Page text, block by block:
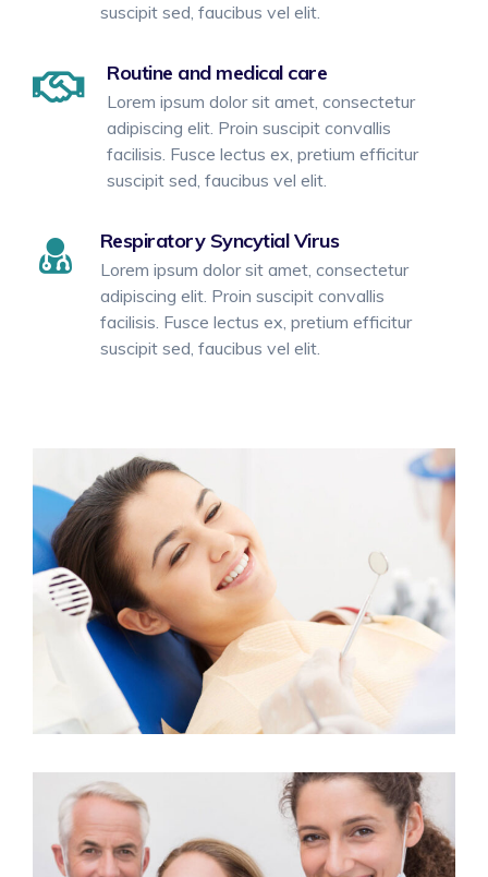
suscipit sed, faucibus vel elit.
Routine and medical care
Lorem ipsum dolor sit amet, consectetur
adipiscing elit. Proin suscipit convallis
facilisis. Fusce lectus ex, pretium efficitur
suscipit sed, faucibus vel elit.
Respiratory Syncytial Virus
Lorem ipsum dolor sit amet, consectetur
adipiscing elit. Proin suscipit convallis
facilisis. Fusce lectus ex, pretium efficitur
suscipit sed, faucibus vel elit.